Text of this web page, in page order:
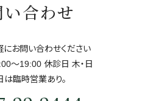
い合わせ
にお問い合わせください
～19:00 休診日 ⽊・⽇
は臨時営業あり。